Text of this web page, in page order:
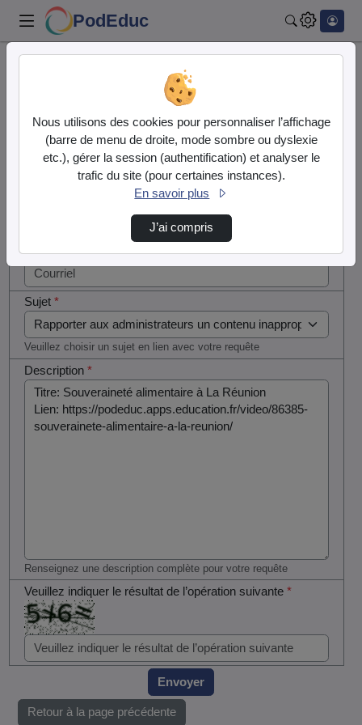
PodEduc
Contactez nous
Votre message
Courriel*
Sujet*
Veuillez choisir un sujet en lien avec votre requête
Description*
Renseignez une description complète pour votre requête
Veuillez indiquer le résultat de l’opération suivante*
si vous
êtes un
humain en
Envoyer
Retour à la page précédente
Nous utilisons des cookies pour personnaliser l’affichage
(barre de menu de droite, mode sombre ou dyslexie
etc.), gérer la session (authentification) et analyser le
trafic du site (pour certaines instances).
En savoir plus
J’ai compris